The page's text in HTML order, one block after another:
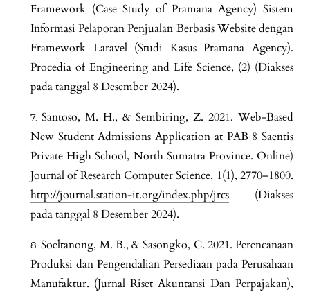
Framework (Case Study of Pramana Agency) Sistem
Informasi Pelaporan Penjualan Berbasis Website dengan
Framework Laravel (Studi Kasus Pramana Agency).
Procedia of Engineering and Life Science, (2) (Diakses
pada tanggal 8 Desember 2024).
Santoso, M. H., & Sembiring, Z. 2021. Web-Based
New Student Admissions Application at PAB 8 Saentis
Private High School, North Sumatra Province. Online)
Journal of Research Computer Science, 1(1), 2770–1800.
http://journal.station-it.org/index.php/jrcs (Diakses
pada tanggal 8 Desember 2024).
Soeltanong, M. B., & Sasongko, C. 2021. Perencanaan
Produksi dan Pengendalian Persediaan pada Perusahaan
Manufaktur. (Jurnal Riset Akuntansi Dan Perpajakan),